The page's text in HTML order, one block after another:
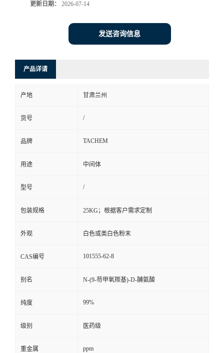
更新日期： 2026-07-14
发送咨询信息
产品详请
产地 甘肃兰州
货号 /
品牌 TACHEM
用途 中间体
型号 /
包装规格 25KG；根据客户需求定制
外观 白色或类白色粉末
CAS编号 101555-62-8
别名 N-(9-芴甲氧羰基)-D-脯氨酸
纯度 99%
级别 医药级
重金属 ppm